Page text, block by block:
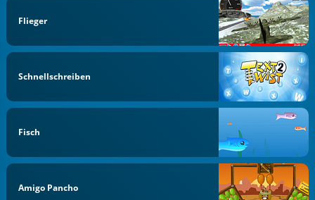
Flieger
Schnellschreiben
Fisch
Amigo Pancho